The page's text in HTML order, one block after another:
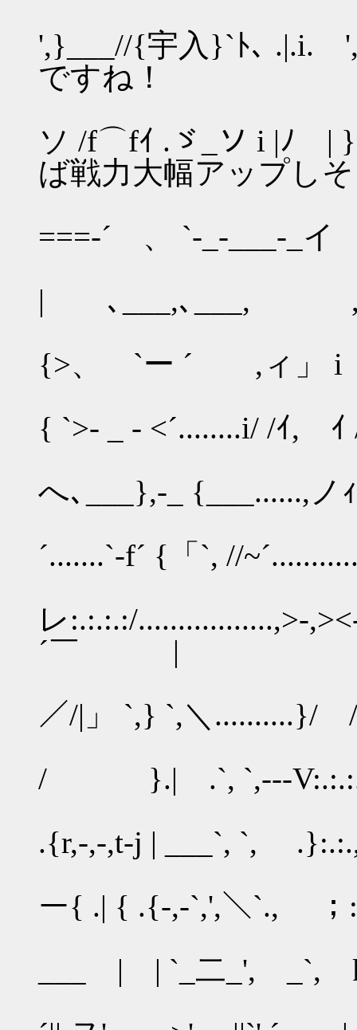
',}___//{宇入}`ﾄ､
ですね！
ソ /f⌒fｲ .ゞ_ソ i |
ば戦力大幅アップし
===-´ 、 `-_-___-
| ､___,､___,
{>、 `ー ´ ,ィ」
{ `>- _ - <´........i/ /ｲ, ｲ
へ､___},-_ {___......,ノ
´.......`-f´ {「`, //
レ:.:.:.:/.................,>-
´￣ |
／/|」 `,} `,＼
/ }.| .`, `,---
.{r,-,-,t-j |
ー{ .| { .{-,-
___ | | `_二